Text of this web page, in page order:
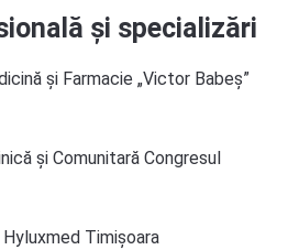
și specializări
și Farmacie „Victor Babeș”
și Comunitară Congresul
Timișoara